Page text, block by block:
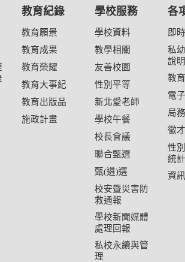
教育紀錄
教育願景
教育成果
教育榮耀
教育大事紀
教育出版品
施政計畫
學校服務
學校資料
教學相關
友善校園
性別平等
新北愛老師
學校午餐
校長會議
聯合甄選
甄(遴)選
校安暨災害防
救通報
學校新聞媒體
處理回報
私校永續與管
理
各
即
私
說明
教
電
局
徵
性
統
資